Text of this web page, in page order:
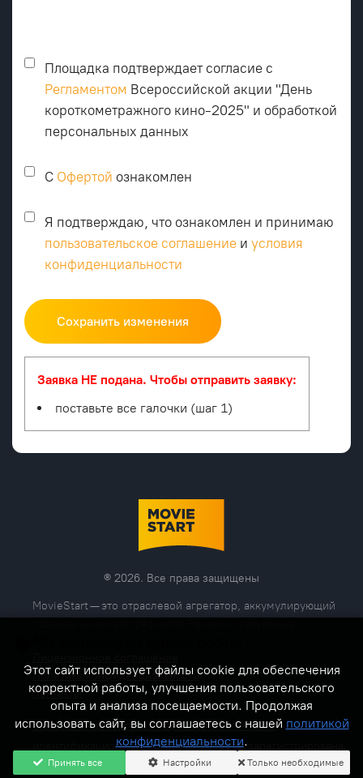
Площадка подтверждает согласие с
Регламентом Всероссийской акции "День
короткометражного кино-2025" и обработкой
персональных данных
С Офертой ознакомлен
Я подтверждаю, что ознакомлен и принимаю
пользовательское соглашение и условия
конфиденциальности
Сохранить изменения
Заявка НЕ подана. Чтобы отправить заявку:
поставьте все галочки (шаг 1)
® 2026. Все права защищены
MovieStart — это отраслевой агрегатор, аккумулирующий
Политика конфиденциальности
Контакты
Официальная торговая марка MOVIESTART® с
идентификационным номером 1061254 зарегистрирована
5 ноября 2024 г.
Этот сайт использует файлы cookie для обеспечения
корректной работы, улучшения пользовательского
опыта и анализа посещаемости. Продолжая
использовать сайт, вы соглашаетесь с нашей политикой
конфиденциальности.
Принять все Настройки Только необходимые